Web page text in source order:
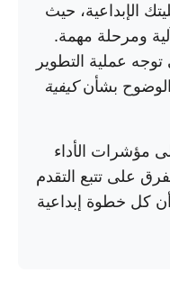
الإبداعية، حيث
ومرحلة مهمة.
عملية التطوير
بشأنكيفية
مؤشرات الأداء
على تتبع التقدم
كل خطوة إبداعية